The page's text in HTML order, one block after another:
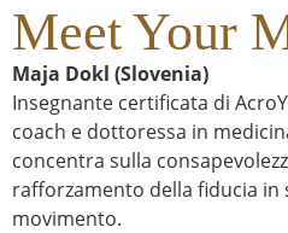
Meet Your
Maja Dokl (Slovenia)
Insegnante certificata di
coach e dottoressa in
concentra sulla
rafforzamento della fiducia in
movimento.